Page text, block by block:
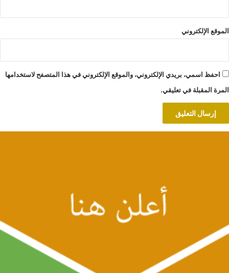
الموقع الإلكتروني
احفظ اسمي، بريدي الإلكتروني، والموقع الإلكتروني في هذا المتصفح لاستخدامها
المرة المقبلة في تعليقي.